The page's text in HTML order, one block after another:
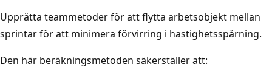
Upprätta teammetoder för att flytta arbetsobjekt mellan
sprintar för att minimera förvirring i hastighetsspårning.
Den här beräkningsmetoden säkerställer att: